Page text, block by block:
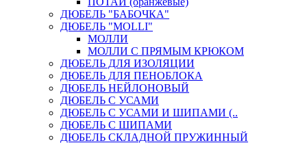
ДЮБЕЛЬ "БАБОЧКА"
ДЮБЕЛЬ "МOLLI"
МОЛЛИ
МОЛЛИ С ПРЯМЫМ КРЮКОМ
ДЮБЕЛЬ ДЛЯ ИЗОЛЯЦИИ
ДЮБЕЛЬ ДЛЯ ПЕНОБЛОКА
ДЮБЕЛЬ НЕЙЛОНОВЫЙ
ДЮБЕЛЬ С УСАМИ
ДЮБЕЛЬ С УСАМИ И ШИПАМИ (..
ДЮБЕЛЬ С ШИПАМИ
ДЮБЕЛЬ СКЛАДНОЙ ПРУЖИННЫЙ